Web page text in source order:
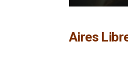
Aires